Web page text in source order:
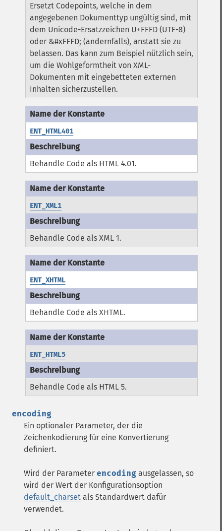
Ersetzt Codepoints, welche in dem
angegebenen Dokumenttyp ungültig sind, mit
dem Unicode-Ersatzzeichen U+FFFD (UTF-8)
oder &#xFFFD; (andernfalls), anstatt sie zu
belassen. Das kann zum Beispiel nützlich sein,
um die Wohlgeformtheit von XML-
Dokumenten mit eingebetteten externen
Inhalten sicherzustellen.
ENT_HTML401
Behandle Code als HTML 4.01.
ENT_XML1
Behandle Code als XML 1.
ENT_XHTML
Behandle Code als XHTML.
ENT_HTML5
Behandle Code als HTML 5.
encoding
Ein optionaler Parameter, der die
Zeichenkodierung für eine Konvertierung
definiert.
Wird der Parameter encoding ausgelassen, so
wird der Wert der Konfigurationsoption
default_charset als Standardwert dafür
verwendet.